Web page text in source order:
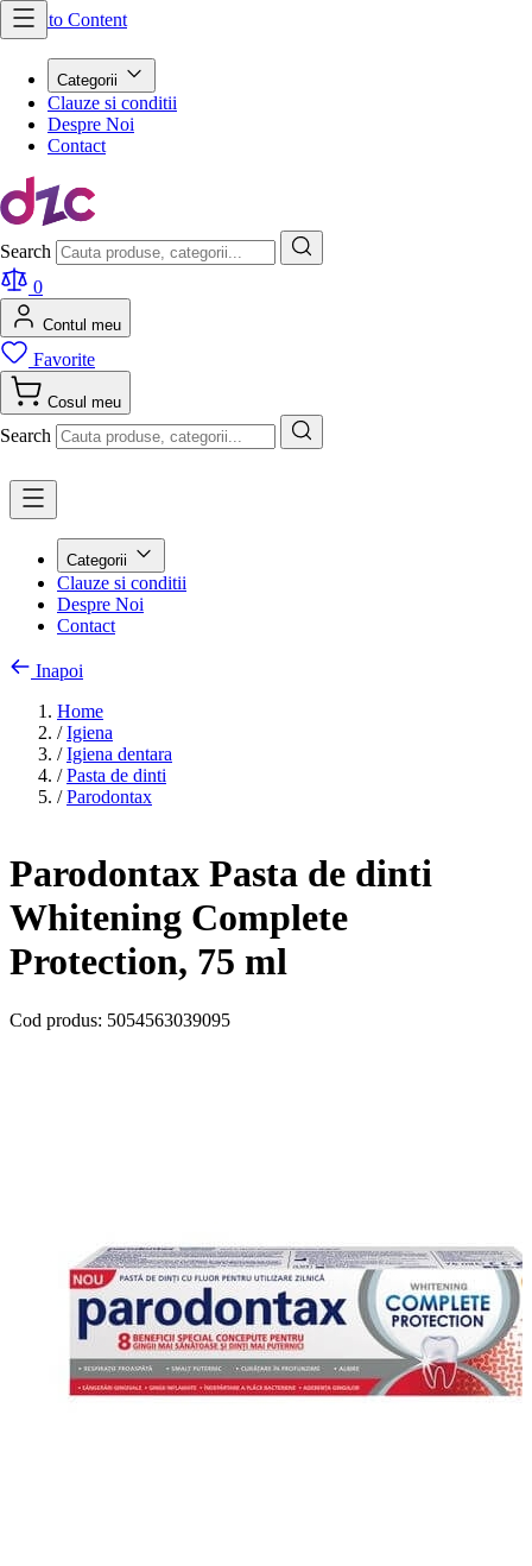
Skip to Content
Categorii
Clauze si conditii
Despre Noi
Contact
Search
0
Contul meu
Favorite
Cosul meu
Search
Categorii
Clauze si conditii
Despre Noi
Contact
Inapoi
Home
/ Igiena
/ Igiena dentara
/ Pasta de dinti
/ Parodontax
Parodontax Pasta de dinti
Whitening Complete
Protection, 75 ml
Cod produs: 5054563039095